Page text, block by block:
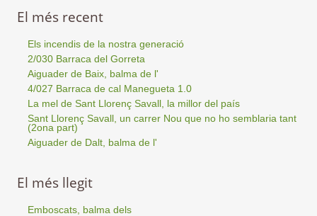
El més recent
Els incendis de la nostra generació
2/030 Barraca del Gorreta
Aiguader de Baix, balma de l'
4/027 Barraca de cal Manegueta 1.0
La mel de Sant Llorenç Savall, la millor del país
Sant Llorenç Savall, un carrer Nou que no ho semblaria tant
(2ona part)
Aiguader de Dalt, balma de l'
El més llegit
Emboscats, balma dels